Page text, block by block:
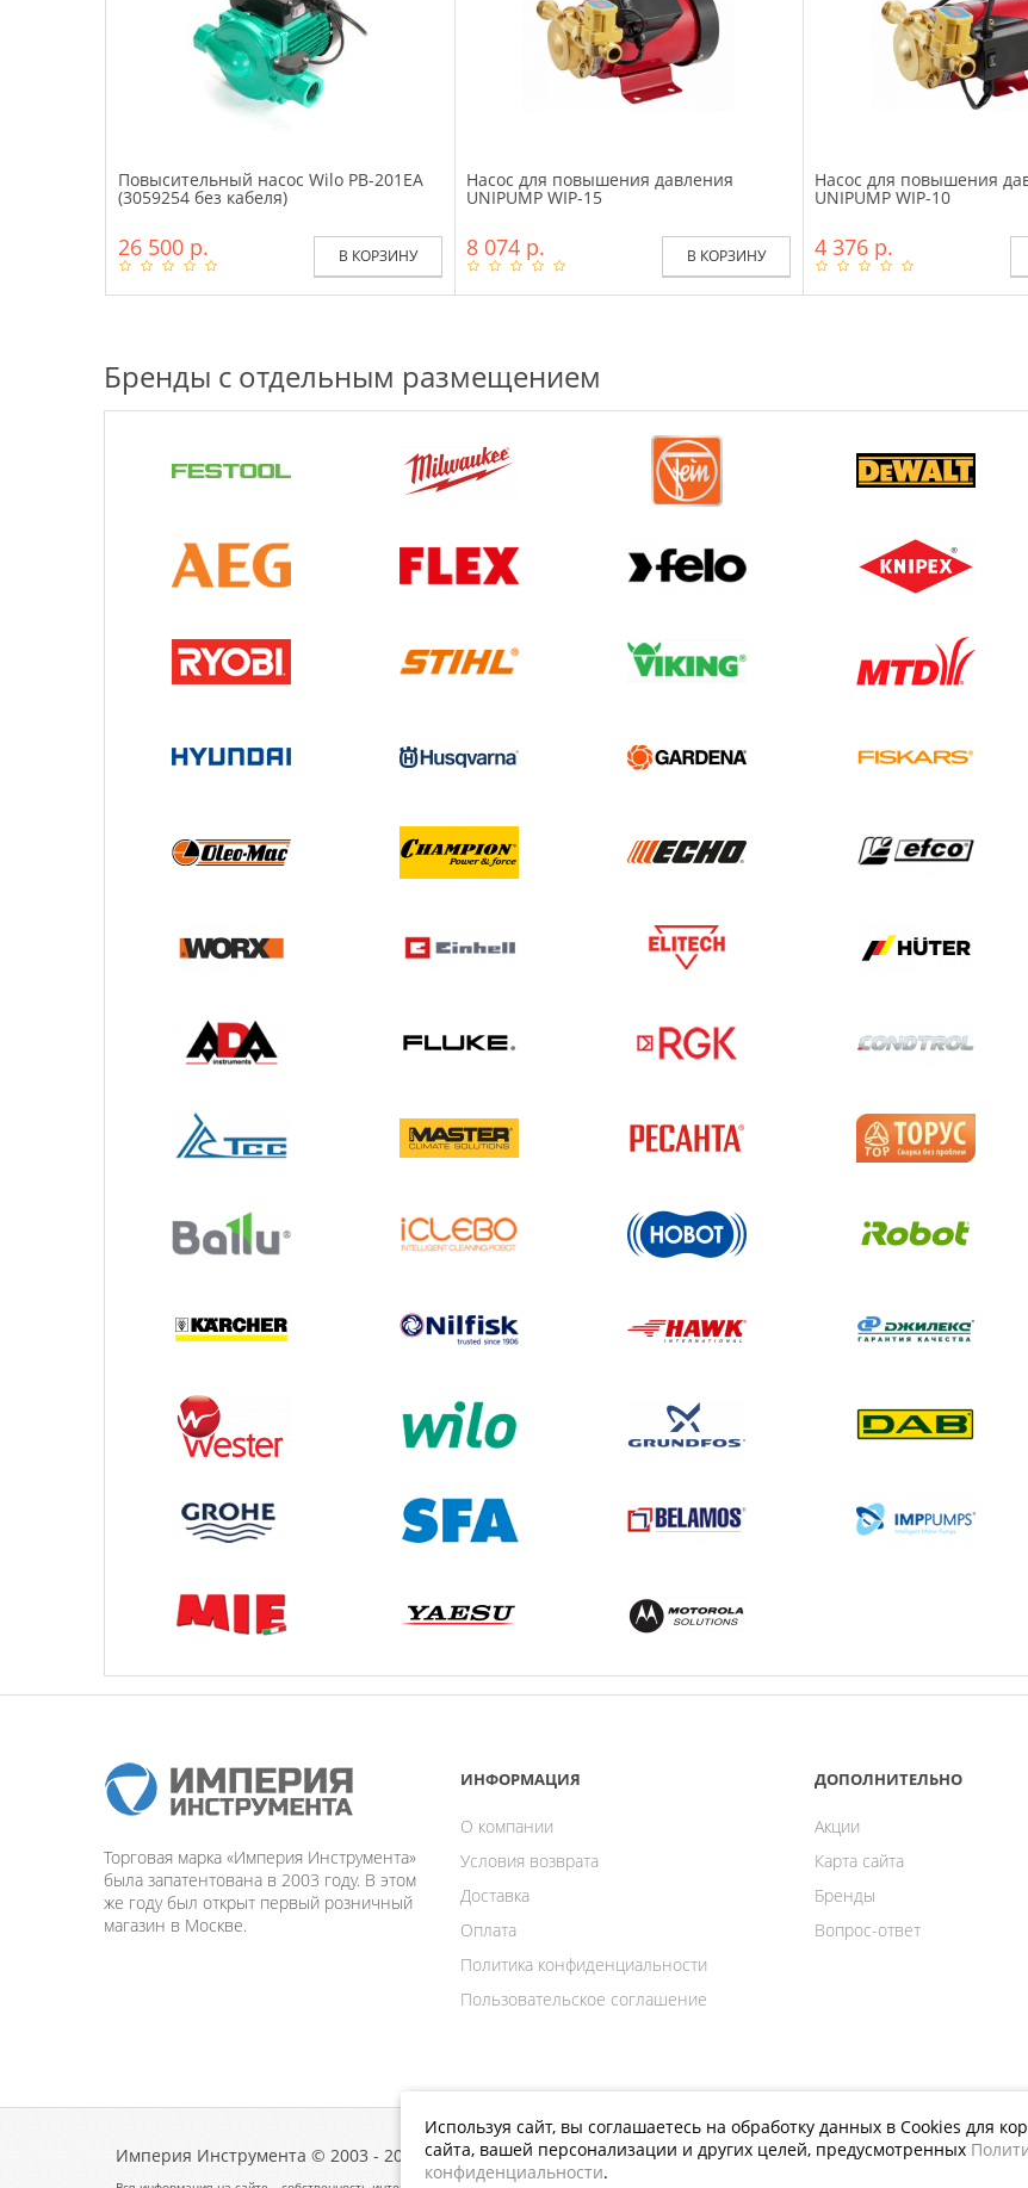
Повысительный насос Wilo PB-201EA
(3059254 без кабеля)
26 500 р. В КОРЗИНУ
Насос для повышения давления
UNIPUMP WIP-15
8 074 р. В КОРЗИНУ
Насос для повышения
UNIPUMP WIP-10
4 376 р.
Бренды с отдельным размещением
Торговая марка «Империя Инструмента»
была запатентована в 2003 году. В этом
же году был открыт первый розничный
магазин в Москве.
ИНФОРМАЦИЯ
О компании
Условия возврата
Доставка
Оплата
Политика конфиденциальности
Пользовательское соглашение
ДОПОЛНИТЕЛЬНО
Акции
Карта сайта
Бренды
Вопрос-ответ
Империя Инструмента © 2003 - 2026 ПРИСОЕДИНЯЙТЕСЬ К НАМ
Используя сайт, вы соглашаетесь на обработку данных в Cookies для
сайта, вашей персонализации и других целей, предусмотренных
конфиденциальности.